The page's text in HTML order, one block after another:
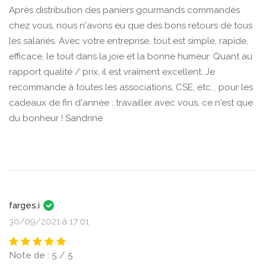
Après distribution des paniers gourmands commandés
chez vous, nous n'avons eu que des bons retours de tous
les salariés. Avec votre entreprise, tout est simple, rapide,
efficace, le tout dans la joie et la bonne humeur. Quant au
rapport qualité / prix, il est vraiment excellent. Je
recommande à toutes les associations, CSE, etc... pour les
cadeaux de fin d'année : travailler avec vous, ce n'est que
du bonheur ! Sandrine
farges.i
30/09/2021 à 17:01
Note de : 5 / 5